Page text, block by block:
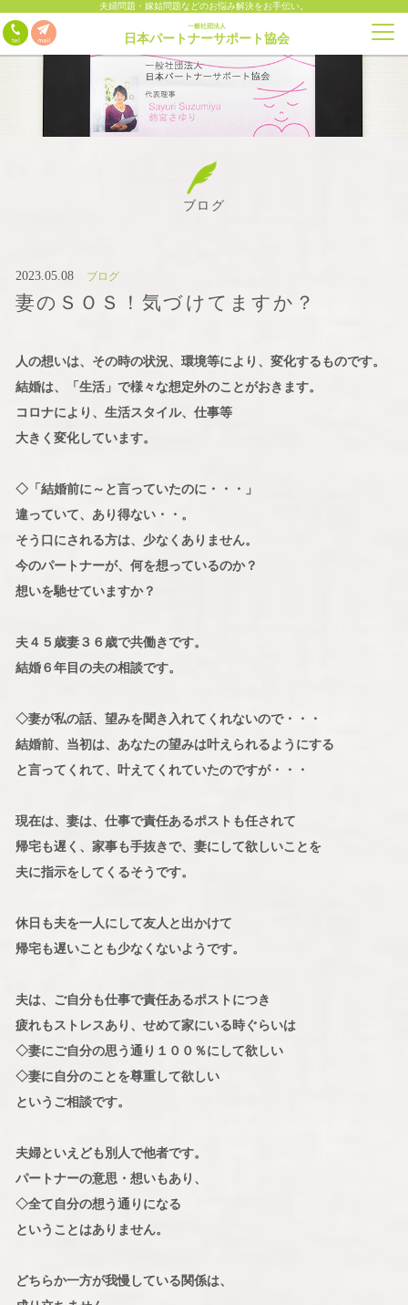
夫婦問題・嫁姑問題などのお悩み解決をお手伝い。
一般社団法人
日本パートナーサポート協会
ブログ
2023.05.08 ブログ
妻のＳＯＳ！気づけてますか？
人の想いは、その時の状況、環境等により、変化するものです。
結婚は、「生活」で様々な想定外のことがおきます。
コロナにより、生活スタイル、仕事等
大きく変化しています。
◇「結婚前に～と言っていたのに・・・」
違っていて、あり得ない・・。
そう口にされる方は、少なくありません。
今のパートナーが、何を想っているのか？
想いを馳せていますか？
夫４５歳妻３６歳で共働きです。
結婚６年目の夫の相談です。
◇妻が私の話、望みを聞き入れてくれないので・・・
結婚前、当初は、あなたの望みは叶えられるようにする
と言ってくれて、叶えてくれていたのですが・・・
現在は、妻は、仕事で責任あるポストも任されて
帰宅も遅く、家事も手抜きで、妻にして欲しいことを
夫に指示をしてくるそうです。
休日も夫を一人にして友人と出かけて
帰宅も遅いことも少なくないようです。
夫は、ご自分も仕事で責任あるポストにつき
疲れもストレスあり、せめて家にいる時ぐらいは
◇妻にご自分の思う通り１００％にして欲しい
◇妻に自分のことを尊重して欲しい
というご相談です。
夫婦といえども別人で他者です。
パートナーの意思・想いもあり、
◇全て自分の想う通りになる
ということはありません。
どちらか一方が我慢している関係は、